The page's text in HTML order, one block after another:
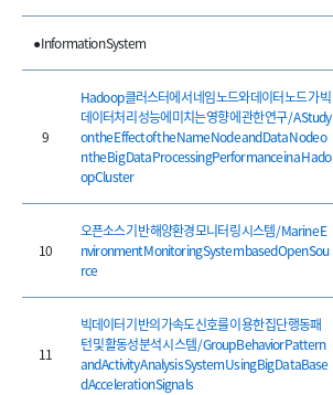
● Information System
9
Hadoop 클러스터에서 네임 노드와 데이터 노드가 빅
데이터처리 성능에 미치는 영향에 관한 연구 / A Study
on the Effect of the Name Node and Data Node o
n the Big Data ProcessingPerformance in a Hado
op Cluster
10
오픈소스 기반 해양환경 모니터링 시스템 / Marine E
nvironment Monitoring System based Open Sou
rce
11
빅데이터 기반의 가속도 신호를 이용한 집단 행동패
턴 및 활동성 분석 시스템 / Group Behavior Pattern
and Activity Analysis System Using Big DataBase
d Acceleration Signals